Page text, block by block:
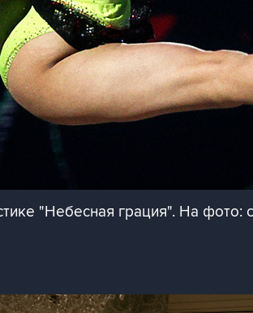
"Небесная грация". На фото: